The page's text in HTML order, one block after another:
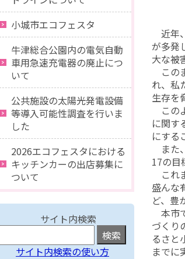
近年
が多発
大な被
この
れ、私
生存を
この
に関す
にする
また
17の目
これ
盛んな
ど、豊
本市
づくり
るさと
までに
小城市エコフェスタ
牛津総合公園内の電気自動
車用急速充電器の廃止につ
いて
公共施設の太陽光発電設備
等導入可能性調査を行いま
した
2026エコフェスタにおける
キッチンカーの出店募集に
ついて
サイト内検索
サイト内検索の使い方